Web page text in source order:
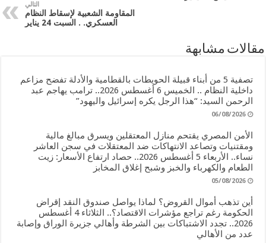
التالي
المقاومة الشعبية لإسقاط النظام
العسكري. . السبت 24 يناير
مقالات مشابهة
تصفية 5 من أبناء قبيلة الحويطات بالقطامية والأدلة تفضح مزاعم
داخلية النظام .. الخميس 6 أغسطس 2026.. ترامب يهاجم عبد
الرحمن السيد: “هذا الرجل يكره إسرائيل واليهود”
06/08/2026
الأمن المصري يقتحم منازل المعتقلين ويسرق مبالغ مالية
ومقتنيات وتصاعد الانتهاكات ضد المعتقلات في سجن العاشر
نساء.. الأربعاء 5 أغسطس 2026.. حصاد ارتفاع الأسعار: زيت
الطعام والكهرباء والخبز وشبح إغلاق المخابز
05/08/2026
أين تذهب أموال القروض؟ لماذا يواصل صندوق النقد إقراض
الحكومة رغم تراجع مؤشرات الاقتصاد؟.. الثلاثاء 4 أغسطس
2026.. تجدد الاشتباكات بين الشرطة وأهالي جزيرة الوراق وإصابة
عدد من الأهالي